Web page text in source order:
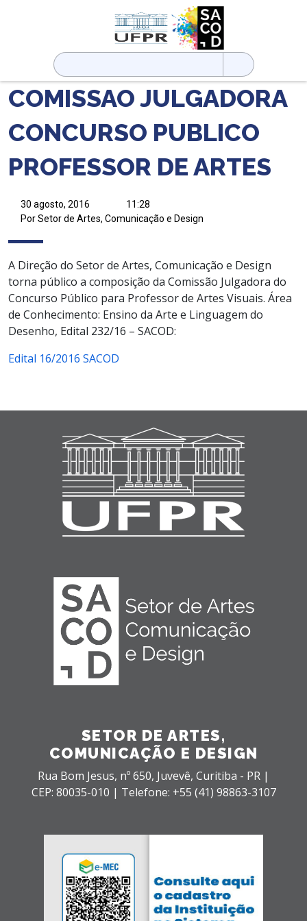
Pesquisar
por:
COMISSAO JULGADORA
CONCURSO PUBLICO
PROFESSOR DE ARTES
30 agosto, 2016
11:28
Por Setor de Artes, Comunicação e Design
A Direção do Setor de Artes, Comunicação e Design
torna público a composição da Comissão Julgadora do
Concurso Público para Professor de Artes Visuais. Área
de Conhecimento: Ensino da Arte e Linguagem do
Desenho, Edital 232/16 – SACOD:
Edital 16/2016 SACOD
SETOR DE ARTES,
COMUNICAÇÃO E DESIGN
Rua Bom Jesus, nº 650, Juvevê, Curitiba - PR |
CEP: 80035-010 | Telefone: +55 (41) 98863-3107